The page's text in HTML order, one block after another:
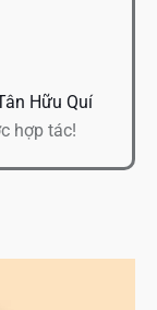
Hữu Quí
hợp tác!